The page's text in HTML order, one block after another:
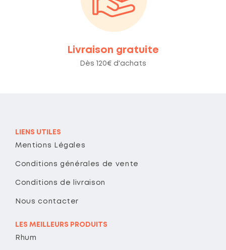
Livraison gratuite
Dès 120€ d'achats
LIENS UTILES
Mentions Légales
Conditions générales de vente
Conditions de livraison
Nous contacter
LES MEILLEURS PRODUITS
Rhum